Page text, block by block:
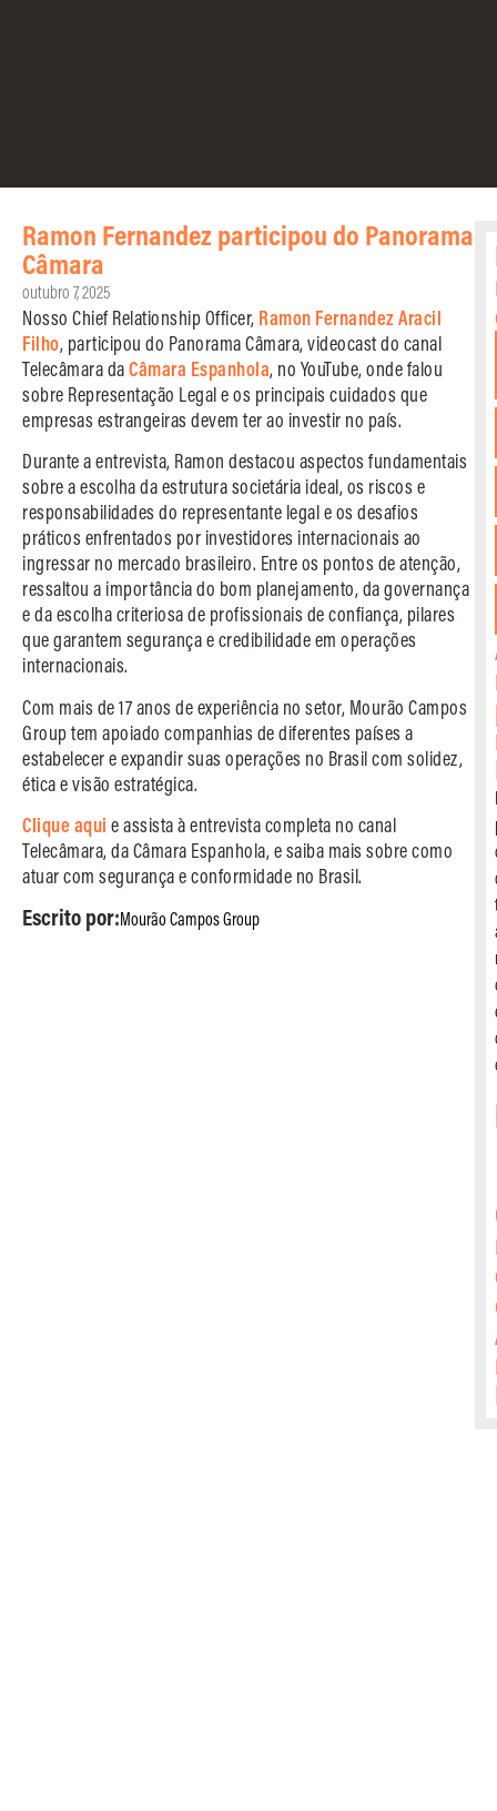
Ramon Fernandez participou do Panorama
Câmara
outubro 7, 2025
Nosso Chief Relationship Officer, Ramon Fernandez Aracil
Filho, participou do Panorama Câmara, videocast do canal
Telecâmara daCâmara Espanhola, no YouTube, onde falou
sobre Representação Legal e os principais cuidados que
empresas estrangeiras devem ter ao investir no país.
Durante a entrevista, Ramon destacou aspectos fundamentais
sobre a escolha da estrutura societária ideal, os riscos e
responsabilidades do representante legal e os desafios
práticos enfrentados por investidores internacionais ao
ingressar no mercado brasileiro. Entre os pontos de atenção,
ressaltou a importância do bom planejamento, da governança
e da escolha criteriosa de profissionais de confiança, pilares
que garantem segurança e credibilidade em operações
internacionais.
Com mais de 17 anos de experiência no setor, Mourão Campos
Group tem apoiado companhias de diferentes países a
estabelecer e expandir suas operações no Brasil com solidez,
ética e visão estratégica.
Clique aqui e assista à entrevista completa no canal
Telecâmara, da Câmara Espanhola, e saiba mais sobre como
atuar com segurança e conformidade no Brasil.
Escrito por:Mourão Campos Group